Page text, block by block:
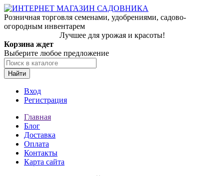
Розничная торговля семенами, удобрениями, садово-
огородным инвентарем
Лучшее для урожая и красоты!
Корзина ждет
Выберите любое предложение
Найти
Вход
Регистрация
Главная
Блог
Доставка
Оплата
Контакты
Карта сайта